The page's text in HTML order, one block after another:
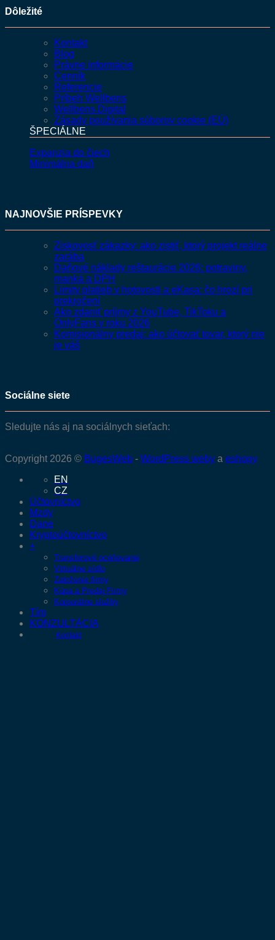
Dôležité
Kontakt
Blog
Právne informácie
Cenník
Referencie
Príbeh Wellbens
Wellbens.Digital
Zásady používania súborov cookie (EÚ)
ŠPECIÁLNE
Expanzia do čiech
Minimálna daň
NAJNOVŠIE PRÍSPEVKY
Ziskovosť zákazky: ako zistiť, ktorý projekt reálne
zarába
Daňové náklady reštaurácie 2026: potraviny,
manká a DPH
Limity platieb v hotovosti a eKasa: čo hrozí pri
prekročení
Ako zdaniť príjmy z YouTube, TikToku a
OnlyFans v roku 2026
Komisionálny predaj: ako účtovať tovar, ktorý nie
je váš
Sociálne siete
Sledujte nás aj na sociálnych sieťach:
Copyright 2026 © BugesWeb - WordPress weby a eshopy
EN
CZ
Účtovníctvo
Mzdy
Dane
Kryptoúčtovníctvo
+
Transferové oceňovanie
Virtuálne sídlo
Založenie firmy
Kúpa a Predaj Firmy
Korporátne služby
Tím
KONZULTÁCIA
Kontakt